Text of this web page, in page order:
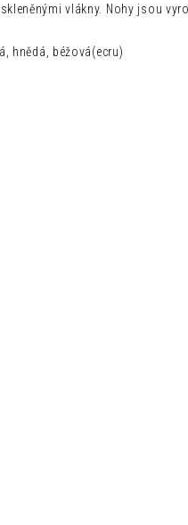
vlákny. Nohy jsou
hnědá, béžová(ecru)